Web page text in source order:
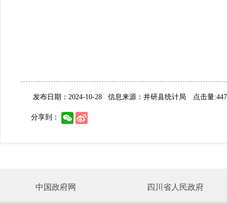
发布日期：2024-10-28 信息来源：井研县统计局 点击量
分享到：
中国政府网 四川省人民政府